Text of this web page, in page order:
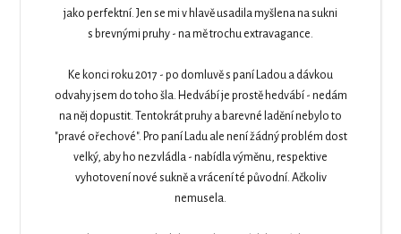
jako perfektní. Jen se mi v hlavě usadila myšlena na sukni
s brevnými pruhy - na mě trochu extravagance.
Ke konci roku 2017 - po domluvě s paní Ladou a dávkou
odvahy jsem do toho šla. Hedvábí je prostě hedvábí - nedám
na něj dopustit. Tentokrát pruhy a barevné ladění nebylo to
"pravé ořechové". Pro paní Ladu ale není žádný problém dost
velký, aby ho nezvládla - nabídla výměnu, respektive
vyhotovení nové sukně a vrácení té původní. Ačkoliv
nemusela.